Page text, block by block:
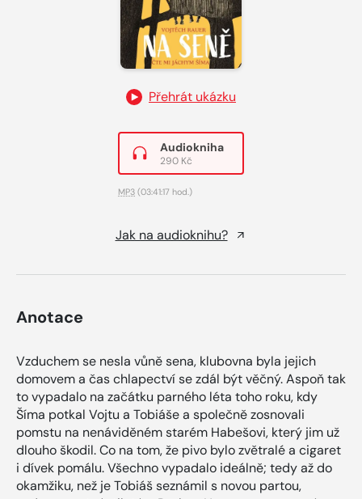
Přehrát ukázku
Audiokniha
290 Kč
MP3 (03:41:17 hod.)
Jak na audioknihu?
Anotace
Vzduchem se nesla vůně sena, klubovna byla jejich
domovem a čas chlapectví se zdál být věčný. Aspoň tak
to vypadalo na začátku parného léta toho roku, kdy
Šíma potkal Vojtu a Tobiáše a společně zosnovali
pomstu na nenáviděném starém Habešovi, který jim už
dlouho škodil. Co na tom, že pivo bylo zvětralé a cigaret
i dívek pomálu. Všechno vypadalo ideálně; tedy až do
okamžiku, než je Tobiáš seznámil s novou partou,